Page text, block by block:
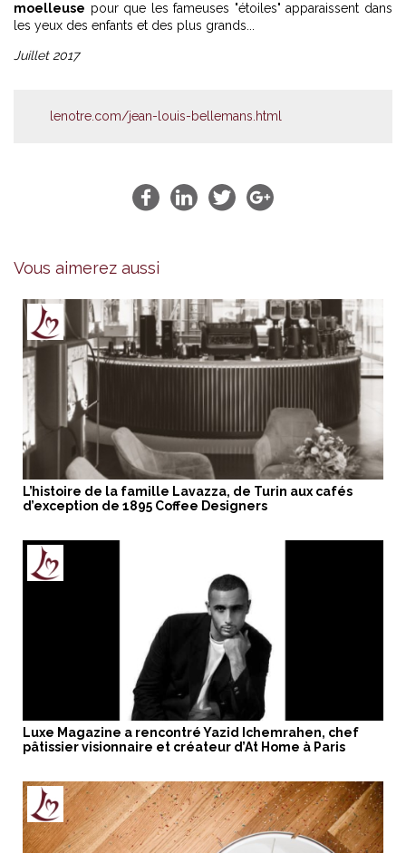
moelleuse pour que les fameuses "étoiles" apparaissent dans
les yeux des enfants et des plus grands...
Juillet 2017
lenotre.com/jean-louis-bellemans.html
Vous aimerez aussi
L’histoire de la famille Lavazza, de Turin aux cafés
d’exception de 1895 Coffee Designers
Luxe Magazine a rencontré Yazid Ichemrahen, chef
pâtissier visionnaire et créateur d’At Home à Paris